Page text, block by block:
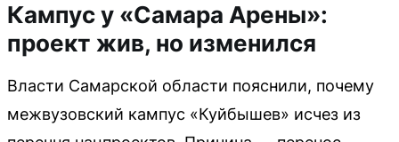
Кампус у «Самара Арены»:
проект жив, но изменился
Власти Самарской области пояснили, почему
межвузовский кампус «Куйбышев» исчез из